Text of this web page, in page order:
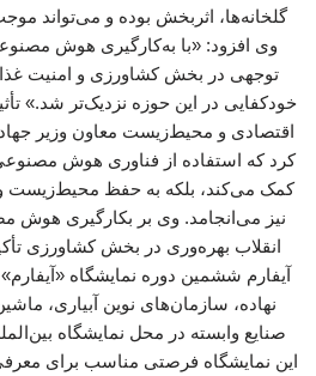
گلخانه‌ها، اثربخش بوده و می‌تواند
وی افزود: «با به‌کارگیری هوش
توجهی در بخش کشاورزی و امنیت
خودکفایی در این حوزه نزدیک‌تر شد.»
اقتصادی و محیط‌زیست معاون وزیر جهاد
کرد که استفاده از فناوری هوش
کمک می‌کند، بلکه به حفظ محیط‌زیست و
نیز می‌انجامد. وی بر بکارگیری هوش
انقلاب بهره‌وری در بخش کشاورزی
آیفارم ششمین دوره نمایشگاه «آیفارم»
نهاده، سازمان‌های نوین آبیاری،
صنایع وابسته در محل نمایشگاه
این نمایشگاه فرصتی مناسب برای